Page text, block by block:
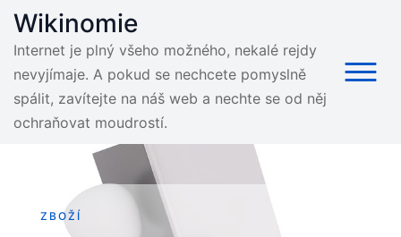
Skip
content
Wikinomie
Internet je plný všeho možného, nekalé rejdy
nevyjímaje. A pokud se nechcete pomyslně
spálit, zavítejte na náš web a nechte se od něj
ochraňovat moudrostí.
ZBOŽÍ